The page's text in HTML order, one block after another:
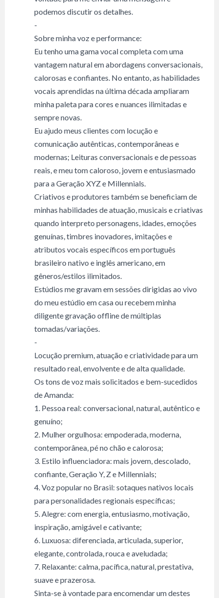
podemos discutir os detalhes.
-
Sobre minha voz e performance:
Eu tenho uma gama vocal completa com uma
vantagem natural em abordagens conversacionais,
calorosas e confiantes. No entanto, as habilidades
vocais aprendidas na última década ampliaram
minha paleta para cores e nuances ilimitadas e
sempre novas.
Eu ajudo meus clientes com locução e
comunicação autênticas, contemporâneas e
modernas; Leituras conversacionais e de pessoas
reais, e meu tom caloroso, jovem e entusiasmado
para a Geração XYZ e Millennials.
Criativos e produtores também se beneficiam de
minhas habilidades de atuação, musicais e criativas
quando interpreto personagens, idades, emoções
genuínas, timbres inovadores, imitações e
atributos vocais específicos em português
brasileiro nativo e inglês americano, em
gêneros/estilos ilimitados.
Estúdios me gravam em sessões dirigidas ao vivo
do meu estúdio em casa ou recebem minha
diligente gravação offline de múltiplas
tomadas/variações.
-
Locução premium, atuação e criatividade para um
resultado real, envolvente e de alta qualidade.
Os tons de voz mais solicitados e bem-sucedidos
de Amanda:
1. Pessoa real: conversacional, natural, autêntico e
genuíno;
2. Mulher orgulhosa: empoderada, moderna,
contemporânea, pé no chão e calorosa;
3. Estilo influenciadora: mais jovem, descolado,
confiante, Geração Y, Z e Millennials;
4. Voz popular no Brasil: sotaques nativos locais
para personalidades regionais específicas;
5. Alegre: com energia, entusiasmo, motivação,
inspiração, amigável e cativante;
6. Luxuosa: diferenciada, articulada, superior,
elegante, controlada, rouca e aveludada;
7. Relaxante: calma, pacífica, natural, prestativa,
suave e prazerosa.
Sinta-se à vontade para encomendar um destes